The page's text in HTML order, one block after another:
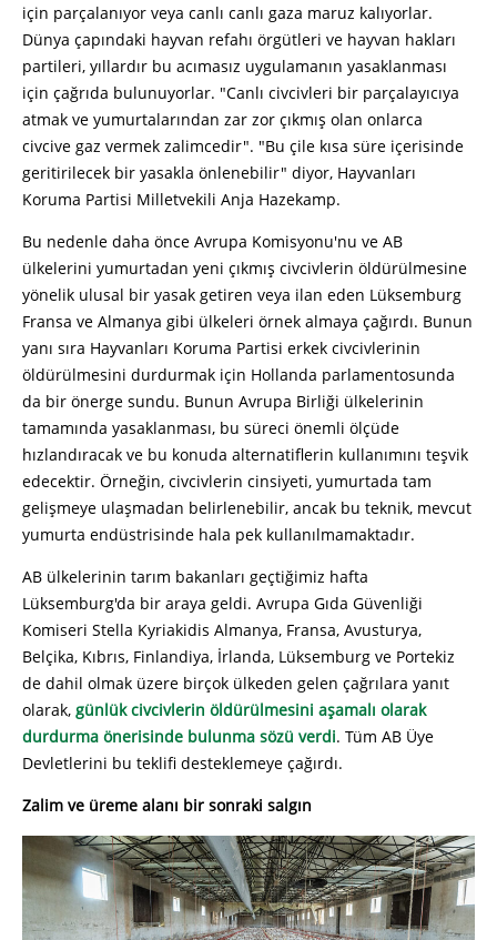
için parçalanıyor veya canlı canlı gaza maruz kalıyorlar.
Dünya çapındaki hayvan refahı örgütleri ve hayvan hakları
partileri, yıllardır bu acımasız uygulamanın yasaklanması
için çağrıda bulunuyorlar. "Canlı civcivleri bir parçalayıcıya
atmak ve yumurtalarından zar zor çıkmış olan onlarca
civcive gaz vermek zalimcedir". "Bu çile kısa süre içerisinde
geritirilecek bir yasakla önlenebilir" diyor, Hayvanları
Koruma Partisi Milletvekili Anja Hazekamp.
Bu nedenle daha önce Avrupa Komisyonu'nu ve AB
ülkelerini yumurtadan yeni çıkmış civcivlerin öldürülmesine
yönelik ulusal bir yasak getiren veya ilan eden Lüksemburg
Fransa ve Almanya gibi ülkeleri örnek almaya çağırdı. Bunun
yanı sıra Hayvanları Koruma Partisi erkek civcivlerinin
öldürülmesini durdurmak için Hollanda parlamentosunda
da bir önerge sundu. Bunun Avrupa Birliği ülkelerinin
tamamında yasaklanması, bu süreci önemli ölçüde
hızlandıracak ve bu konuda alternatiflerin kullanımını teşvik
edecektir. Örneğin, civcivlerin cinsiyeti, yumurtada tam
gelişmeye ulaşmadan belirlenebilir, ancak bu teknik, mevcut
yumurta endüstrisinde hala pek kullanılmamaktadır.
AB ülkelerinin tarım bakanları geçtiğimiz hafta
Lüksemburg'da bir araya geldi. Avrupa Gıda Güvenliği
Komiseri Stella Kyriakidis Almanya, Fransa, Avusturya,
Belçika, Kıbrıs, Finlandiya, İrlanda, Lüksemburg ve Portekiz
de dahil olmak üzere birçok ülkeden gelen çağrılara yanıt
olarak, günlük civcivlerin öldürülmesini aşamalı olarak
durdurma önerisinde bulunma sözü verdi. Tüm AB Üye
Devletlerini bu teklifi desteklemeye çağırdı.
Zalim ve üreme alanı bir sonraki salgın